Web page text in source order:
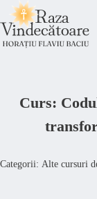
Sari
conținut
Curs:
Categorii: Alte cursuri